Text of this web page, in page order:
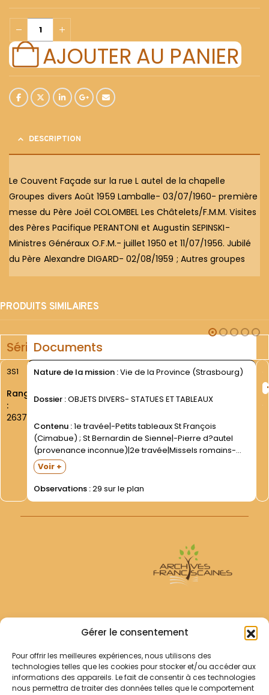
Gérer le consentement
Pour offrir les meilleures expériences, nous utilisons des
technologies telles que les cookies pour stocker et/ou accéder aux
informations des appareils. Le fait de consentir à ces technologies
nous permettra de traiter des données telles que le comportement
AJOUTER AU PANIER
DESCRIPTION
Le Couvent Façade sur la rue L autel de la chapelle
Groupes divers Août 1959 Lamballe- 03/07/1960- première
messe du Père Joël COLOMBEL Les Châtelets/F.M.M. Visites
des Pères Pacifique PERANTONI et Augustin SEPINSKI-
Ministres Généraux O.F.M.- juillet 1950 et 11/07/1956. Jubilé
du Père Alexandre DIGARD- 02/08/1959 ; Autres groupes
PRODUITS SIMILAIRES
SérieDocuments
3S1
Rang
:
2637
Nature de la mission :Vie de la Province (Strasbourg)
Dossier :OBJETS DIVERS- STATUES ET TABLEAUX
Contenu :1e travée|-Petits tableaux St François
(Cimabue) ; St Bernardin de Sienne|-Pierre d?autel
(provenance inconnue)|2e travée|Missels romains-
Missels romano séraphiques ; Bréviaires romano-
séraphiques ; Liturgia horarum. Latin- 1e moitié XXe
s|Martyrologe|Ménologe (plusieurs exemplaires)|3e
Voir +
Observations :29 sur le plan
Archives Franciscaines
RECHERCHER
Comment chercher ?
Les archives